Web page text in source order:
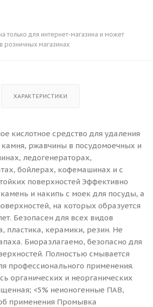
только для интернет-магазина и может
розничных магазинах
ХАРАКТЕРИСТИКИ
кислотное средство для удаления
камня, ржавчины в посудомоечных и
ледогенераторах,
бойлерах, кофемашинах и с
поверхностей Эффективно
и накипь с моек для посуды, а
на которых образуется
Безопасен для всех видов
пластика, керамики, резин. Не
Биоразлагаемо, безопасно для
Полностью смывается
профессионального применения.
органических и неорганических
<5% неионогенные ПАВ,
применения Промывка